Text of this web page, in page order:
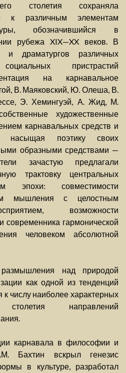
столетия сохраняла
к различным элементам
обозначившийся в
рубежа XIX—XX веков. В
и драматургов различных
пристрастий
на карнавальное
В. Маяковский, Ю. Олеша, В.
Э. Хемингуэй, А. Жид, М.
художественные
карнавальных средств и
насыщая поэтику своих
образными средствами —
зачастую предлагали
трактовку центральных
эпохи: совместимости
мышления с целостным
возможности
современника гармонической
человеком абсолютной
над природой
как одной из тенденций
к числу наиболее характерных
направлений
карнавала в философии и
Бахтин вскрыл генезис
в культуре, разработал